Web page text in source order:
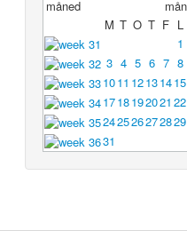
M T O T F L
1
3 4 5 6 7 8
1011 12131415
1718192021 22
242526272829
31